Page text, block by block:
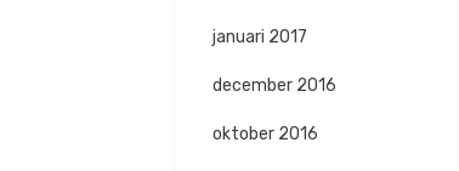
januari 2017
december 2016
oktober 2016